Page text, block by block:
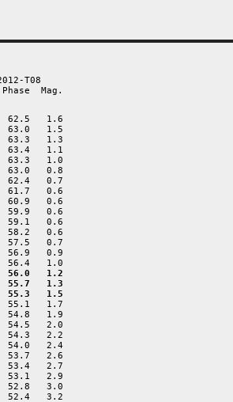
T08
Mag.
62.5   1.6
63.0   1.5
63.3   1.3
63.4   1.1
63.3   1.0
63.0   0.8
62.4   0.7
61.7   0.6
60.9   0.6
59.9   0.6
59.1   0.6
58.2   0.6
57.5   0.7
56.9   0.9
56.0   1.2
55.7   1.3
55.3   1.5
55.1   1.7
54.8   1.9
54.5   2.0
54.3   2.2
54.0   2.4
53.7   2.6
53.4   2.7
53.1   2.9
52.8   3.0
52.4   3.2